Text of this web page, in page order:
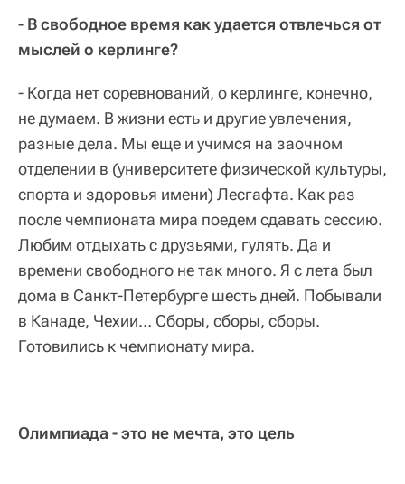
- В свободное время как удается отвлечься от
мыслей о керлинге?
- Когда нет соревнований, о керлинге, конечно,
не думаем. В жизни есть и другие увлечения,
разные дела. Мы еще и учимся на заочном
отделении в (университете физической культуры,
спорта и здоровья имени) Лесгафта. Как раз
после чемпионата мира поедем сдавать сессию.
Любим отдыхать с друзьями, гулять. Да и
времени свободного не так много. Я с лета был
дома в Санкт-Петербурге шесть дней. Побывали
в Канаде, Чехии… Сборы, сборы, сборы.
Готовились к чемпионату мира.
Олимпиада - это не мечта, это цель